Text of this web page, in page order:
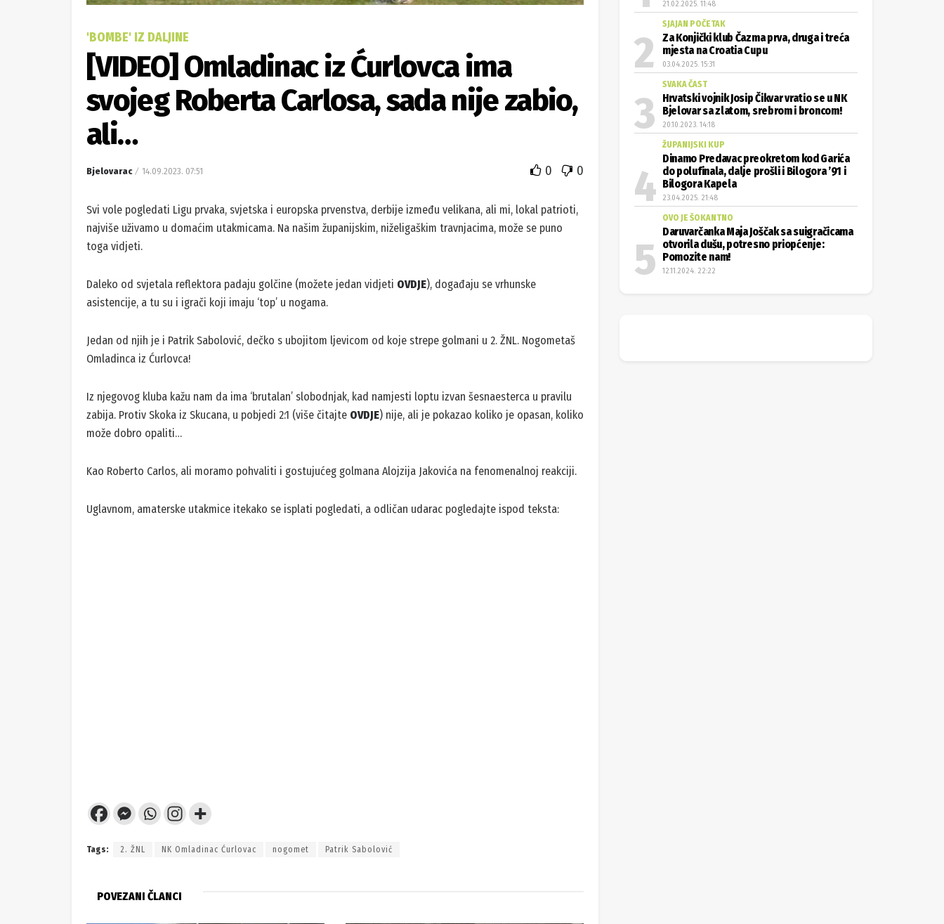
'BOMBE' IZ DALJINE
[VIDEO] Omladinac iz Ćurlovca ima
svojeg Roberta Carlosa, sada nije zabio,
ali…
Bjelovarac 14.09.2023. 07:51 0 0
Svi vole pogledati Ligu prvaka, svjetska i europska prvenstva, derbije između velikana, ali mi, lokal patrioti,
najviše uživamo u domaćim utakmicama. Na našim županijskim, niželigaškim travnjacima, može se puno
toga vidjeti.
Daleko od svjetala reflektora padaju golčine (možete jedan vidjeti OVDJE), događaju se vrhunske
asistencije, a tu su i igrači koji imaju ‘top’ u nogama.
Jedan od njih je i Patrik Sabolović, dečko s ubojitom ljevicom od koje strepe golmani u 2. ŽNL. Nogometaš
Omladinca iz Ćurlovca!
Iz njegovog kluba kažu nam da ima ‘brutalan’ slobodnjak, kad namjesti loptu izvan šesnaesterca u pravilu
zabija. Protiv Skoka iz Skucana, u pobjedi 2:1 (više čitajte OVDJE) nije, ali je pokazao koliko je opasan, koliko
može dobro opaliti…
Kao Roberto Carlos, ali moramo pohvaliti i gostujućeg golmana Alojzija Jakovića na fenomenalnoj reakciji.
Uglavnom, amaterske utakmice itekako se isplati pogledati, a odličan udarac pogledajte ispod teksta:
Tags: 2. ŽNL NK Omladinac Ćurlovac nogomet Patrik Sabolović
POVEZANI ČLANCI
21.02.2025. 11:48
SJAJAN POČETAK
Za Konjički klub Čazma prva, druga i treća
mjesta na Croatia Cupu
03.04.2025. 15:31
SVAKA ČAST
Hrvatski vojnik Josip Čikvar vratio se u NK
Bjelovar sa zlatom, srebrom i broncom!
20.10.2023. 14:18
ŽUPANIJSKI KUP
Dinamo Predavac preokretom kod Garića
do polufinala, dalje prošli i Bilogora ’91 i
Bilogora Kapela
23.04.2025. 21:48
OVO JE ŠOKANTNO
Daruvarčanka Maja Joščak sa suigračicama
otvorila dušu, potresno priopćenje:
Pomozite nam!
12.11.2024. 22:22